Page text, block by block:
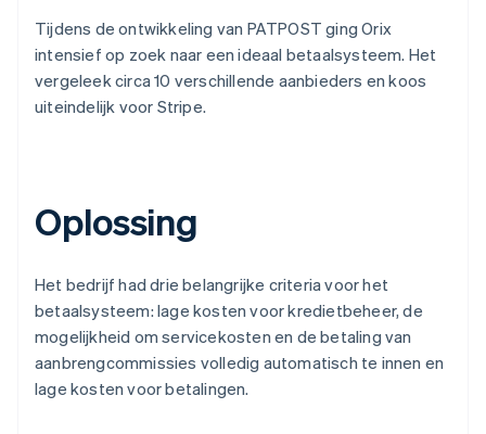
Tijdens de ontwikkeling van PATPOST ging Orix
intensief op zoek naar een ideaal betaalsysteem. Het
vergeleek circa 10 verschillende aanbieders en koos
uiteindelijk voor Stripe.
Oplossing
Het bedrijf had drie belangrijke criteria voor het
betaalsysteem: lage kosten voor kredietbeheer, de
mogelijkheid om servicekosten en de betaling van
aanbrengcommissies volledig automatisch te innen en
lage kosten voor betalingen.